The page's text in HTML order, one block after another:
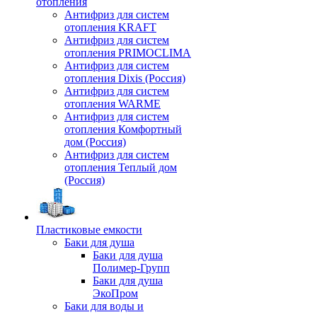
Антифриз для систем
отопления KRAFT
Антифриз для систем
отопления PRIMOCLIMA
Антифриз для систем
отопления Dixis (Россия)
Антифриз для систем
отопления WARME
Антифриз для систем
отопления Комфортный
дом (Россия)
Антифриз для систем
отопления Теплый дом
(Россия)
Пластиковые емкости
Баки для душа
Баки для душа
Полимер-Групп
Баки для душа
ЭкоПром
Баки для воды и